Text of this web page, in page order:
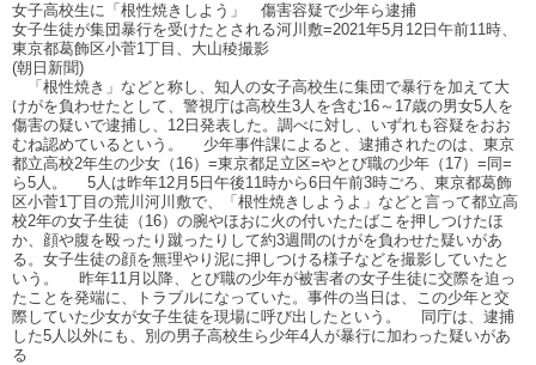
女子高校生に「根性焼きしよう」 傷害容疑で少年ら逮捕
女子生徒が集団暴行を受けたとされる河川敷=2021年5月12日午前11時、
東京都葛飾区小菅1丁目、大山稜撮影
(朝日新聞)
「根性焼き」などと称し、知人の女子高校生に集団で暴行を加えて大
けがを負わせたとして、警視庁は高校生3人を含む16～17歳の男女5人を
傷害の疑いで逮捕し、12日発表した。調べに対し、いずれも容疑をおお
むね認めているという。 少年事件課によると、逮捕されたのは、東京
都立高校2年生の少女（16）=東京都足立区=やとび職の少年（17）=同=
ら5人。 5人は昨年12月5日午後11時から6日午前3時ごろ、東京都葛飾
区小菅1丁目の荒川河川敷で、「根性焼きしようよ」などと言って都立高
校2年の女子生徒（16）の腕やほおに火の付いたたばこを押しつけたほ
か、顔や腹を殴ったり蹴ったりして約3週間のけがを負わせた疑いがあ
る。女子生徒の顔を無理やり泥に押しつける様子などを撮影していたと
いう。 昨年11月以降、とび職の少年が被害者の女子生徒に交際を迫っ
たことを発端に、トラブルになっていた。事件の当日は、この少年と交
際していた少女が女子生徒を現場に呼び出したという。 同庁は、逮捕
した5人以外にも、別の男子高校生ら少年4人が暴行に加わった疑いがあ
る